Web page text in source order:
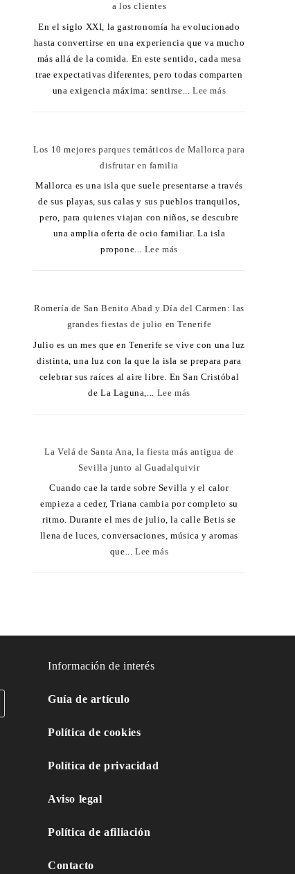
a los clientes
En el siglo XXI, la gastronomía ha evolucionado
hasta convertirse en una experiencia que va mucho
más allá de la comida. En este sentido, cada mesa
trae expectativas diferentes, pero todas comparten
una exigencia máxima: sentirse...Lee más
Los 10 mejores parques temáticos de Mallorca para
disfrutar en familia
Mallorca es una isla que suele presentarse a través
de sus playas, sus calas y sus pueblos tranquilos,
pero, para quienes viajan con niños, se descubre
una amplia oferta de ocio familiar. La isla
propone... Lee más
Romería de San Benito Abad y Día del Carmen: las
grandes fiestas de julio en Tenerife
Julio es un mes que en Tenerife se vive con una luz
distinta, una luz con la que la isla se prepara para
celebrar sus raíces al aire libre. En San Cristóbal
de La Laguna,... Lee más
La Velá de Santa Ana, la fiesta más antigua de
Sevilla junto al Guadalquivir
Cuando cae la tarde sobre Sevilla y el calor
empieza a ceder, Triana cambia por completo su
ritmo. Durante el mes de julio, la calle Betis se
llena de luces, conversaciones, música y aromas
que... Lee más
Información de interés
Guía de artículo
Política de cookies
Política de privacidad
Aviso legal
Política de afiliación
Contacto